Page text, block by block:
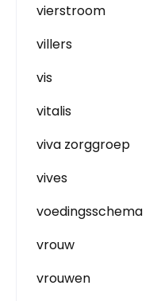
vierstroom
villers
vis
vitalis
viva zorggroep
vives
voedingsschema
vrouw
vrouwen